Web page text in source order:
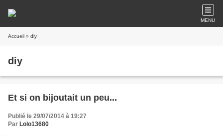
MENU
Accueil » diy
diy
Et si on bijoutait un peu...
Publié le 29/07/2014 à 19:27
Par Lolo13680